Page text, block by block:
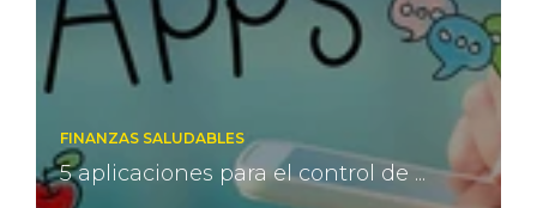
FINANZAS SALUDABLES
5 aplicaciones para el control de ...